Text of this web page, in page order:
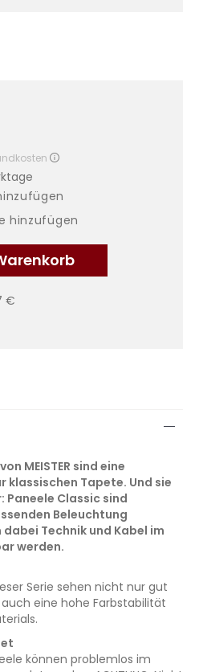
€
hinzufügen
MEISTER sind eine
Tapete. Und sie
Paneele Classic sind
Beleuchtung
Technik und Kabel im
werden.
Serie sehen nicht nur gut
eine hohe Farbstabilität
können problemlos im